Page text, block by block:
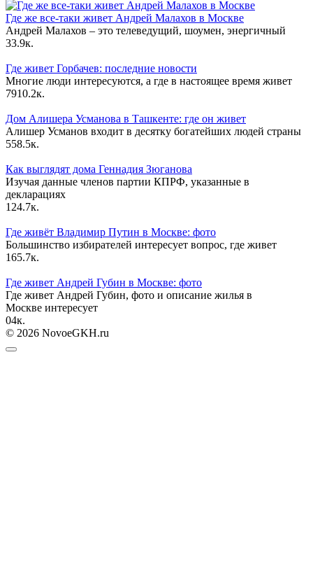
Где же все-таки живет Андрей Малахов в Москве
Андрей Малахов – это телеведущий, шоумен, энергичный
33.9к.
Где живет Горбачев: последние новости
Многие люди интересуются, а где в настоящее время живет
7910.2к.
Дом Алишера Усманова в Ташкенте: где он живет
Алишер Усманов входит в десятку богатейших людей страны
558.5к.
Как выглядят дома Геннадия Зюганова
Изучая данные членов партии КПРФ, указанные в
декларациях
124.7к.
Где живёт Владимир Путин в Москве: фото
Большинство избирателей интересует вопрос, где живет
165.7к.
Где живет Андрей Губин в Москве: фото
Где живет Андрей Губин, фото и описание жилья в
Москве интересует
04к.
© 2026 NovoeGKH.ru